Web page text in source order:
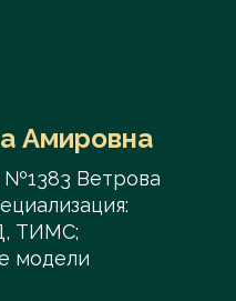
Амировна
Ветрова
ТИМС;
модели